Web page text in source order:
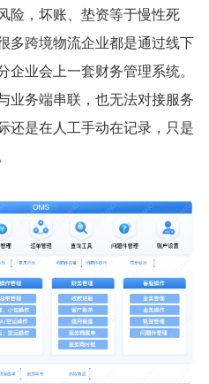
险，坏账、垫资等于慢性死
多跨境物流企业都是通过线下
业会上一套财务管理系统。
业务端串联，也无法对接服务
还是在人工手动在记录，只是